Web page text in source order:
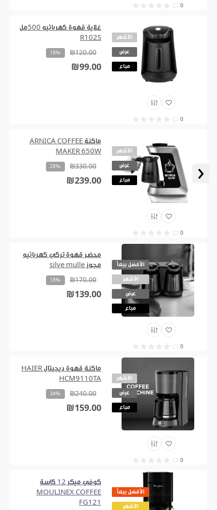
‹
0
الأشهر
عرض
مباع
0
غلاية قهوة كهربائيه 500مل
R102S
₪120.00
-18%
₪99.00
الأشهر
عرض
مباع
0
ماكنة ARNICA COFFEE
MAKER 650W
₪330.00
-28%
₪239.00
الأفضل بيعاً
الأشهر
عرض
مباع
0
محضر قهوة تركي كهربائيه
مجوز silve mulle
₪170.00
-18%
₪139.00
الأشهر
عرض
مباع
0
ماكنة قهوة ديجيتال HAIER
HCM9110TA
₪240.00
-34%
₪159.00
الأفضل بيعاً
الأشهر
كوفي ميكر 12 كاسة
MOULINEX COFFEE
FG121